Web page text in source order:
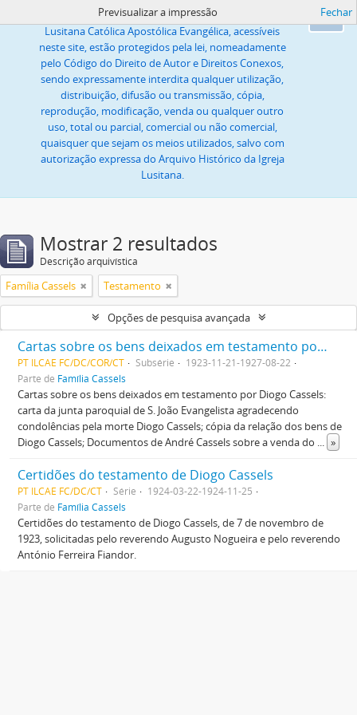
Ok
Todas as imagens ou textos, propriedade da Igreja
Lusitana Católica Apostólica Evangélica, acessíveis
neste site, estão protegidos pela lei, nomeadamente
pelo Código do Direito de Autor e Direitos Conexos,
sendo expressamente interdita qualquer utilização,
distribuição, difusão ou transmissão, cópia,
reprodução, modificação, venda ou qualquer outro
uso, total ou parcial, comercial ou não comercial,
quaisquer que sejam os meios utilizados, salvo com
autorização expressa do Arquivo Histórico da Igreja
Lusitana.
Previsualizar a impressão Fechar
Mostrar 2 resultados
Descrição arquivística
Família Cassels Testamento
Opções de pesquisa avançada
Cartas sobre os bens deixados em testamento por Diogo Cassels
PT ILCAE FC/DC/COR/CT Subsérie
1923-11-21-1927-08-22
Parte de Família Cassels
Cartas sobre os bens deixados em testamento por Diogo Cassels:
carta da junta paroquial de S. João Evangelista agradecendo
condolências pela morte Diogo Cassels; cópia da relação dos bens de
Diogo Cassels; Documentos de André Cassels sobre a venda do ... »
Certidões do testamento de Diogo Cassels
PT ILCAE FC/DC/CT Série
1924-03-22-1924-11-25
Parte de Família Cassels
Certidões do testamento de Diogo Cassels, de 7 de novembro de
1923, solicitadas pelo reverendo Augusto Nogueira e pelo reverendo
António Ferreira Fiandor.